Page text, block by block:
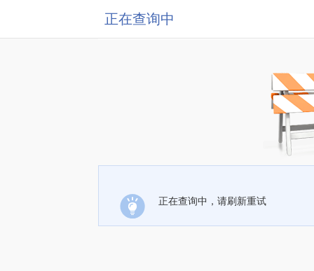
正在查询中
正在查询中，请刷新重试